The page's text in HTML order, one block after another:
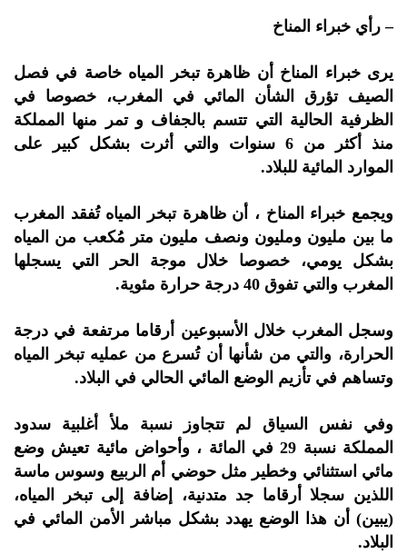
– رأي خبراء المناخ
يرى خبراء المناخ أن ظاهرة تبخر المياه خاصة في فصل
الصيف تؤرق الشأن المائي في المغرب، خصوصا في
الظرفية الحالية التي تتسم بالجفاف و تمر منها المملكة
منذ أكثر من 6 سنوات والتي أثرت بشكل كبير على
الموارد المائية للبلاد.
ويجمع خبراء المناخ ، أن ظاهرة تبخر المياه تُفقد المغرب
ما بين مليون ومليون ونصف مليون متر مُكعب من المياه
بشكل يومي، خصوصا خلال موجة الحر التي يسجلها
المغرب والتي تفوق 40 درجة حرارة مئوية.
وسجل المغرب خلال الأسبوعين أرقاما مرتفعة في درجة
الحرارة، والتي من شأنها أن تُسرع من عمليه تبخر المياه
وتساهم في تأزيم الوضع المائي الحالي في البلاد.
وفي نفس السياق لم تتجاوز نسبة ملأ أغلبية سدود
المملكة نسبة 29 في المائة ، وأحواض مائية تعيش وضع
مائي استثنائي وخطير مثل حوضي أم الربيع وسوس ماسة
اللذين سجلا أرقاما جد متدنية، إضافة إلى تبخر المياه،
(يبين) أن هذا الوضع يهدد بشكل مباشر الأمن المائي في
البلاد.